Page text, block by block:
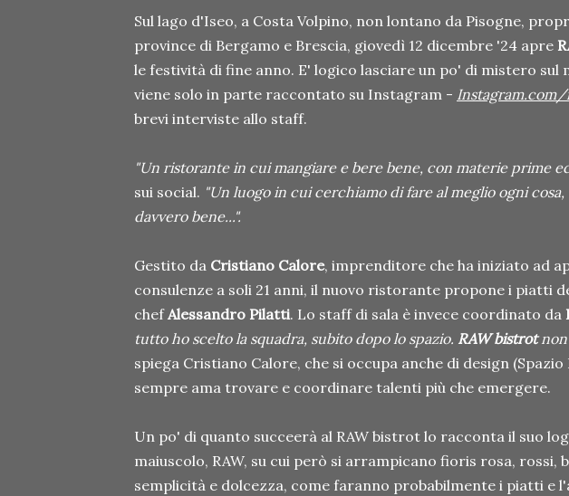
Sul lago d'Iseo, a Costa Volpino, non lontano da Pisogne,
province di Bergamo e Brescia, giovedì 12 dicembre '24 apre
le festività di fine anno. E' logico lasciare un po' di mistero sul
viene solo in parte raccontato su Instagram -
brevi interviste allo staff.
"Un ristorante in cui mangiare e bere bene, con materie prime
sui social. "Un luogo in cui cerchiamo di fare al meglio ogni
davvero bene...".
Gestito da Cristiano Calore, imprenditore che ha iniziato ad
consulenze a soli 21 anni, il nuovo ristorante propone i piatti
chefAlessandro Pilatti. Lo staff di sala è invece coordinato da
tutto ho scelto la squadra, subito dopo lo spazio. RAW bistrot
spiega Cristiano Calore, che si occupa anche di design
sempre ama trovare e coordinare talenti più che emergere.
Un po' di quanto succeerà al RAW bistrot lo racconta il suo
maiuscolo, RAW, su cui però si arrampicano fioris rosa, rossi,
semplicità e dolcezza, come faranno probabilmente i piatti e